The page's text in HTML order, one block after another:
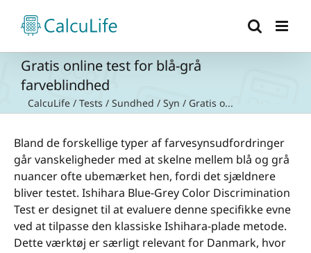
content
Gratis online test for blå-grå
farveblindhed
CalcuLife / Tests / Sundhed / Syn / Gratis o...
Bland de forskellige typer af farvesynsudfordringer
går vanskeligheder med at skelne mellem blå og grå
nuancer ofte ubemærket hen, fordi det sjældnere
bliver testet. Ishihara Blue-Grey Color Discrimination
Test er designet til at evaluere denne specifikke evne
ved at tilpasse den klassiske Ishihara-plade metode.
Dette værktøj er særligt relevant for Danmark, hvor